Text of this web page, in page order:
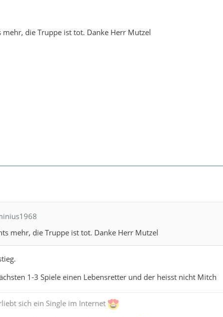
mehr, die Truppe ist tot. Danke Herr Mutzel
mehr, die Truppe ist tot. Danke Herr Mutzel
1-3 Spiele einen Lebensretter und der heisst nicht Mitch
sich ein Single im Internet